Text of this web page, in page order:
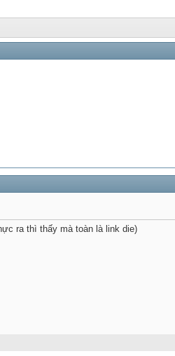
ra thì thấy mà toàn là link die)